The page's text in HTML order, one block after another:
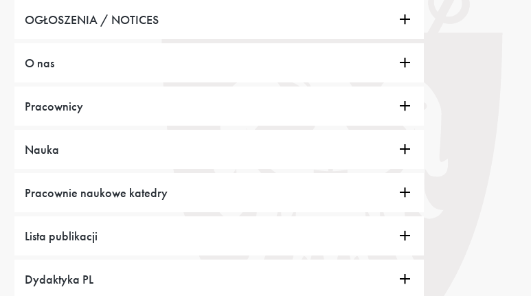
OGŁOSZENIA / NOTICES
O nas
Pracownicy
Nauka
Pracownie naukowe katedry
Lista publikacji
Dydaktyka PL